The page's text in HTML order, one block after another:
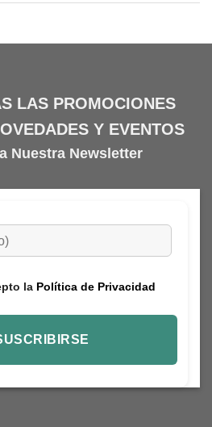
LAS PROMOCIONES
Y EVENTOS
Nuestra Newsletter
la Política de Privacidad